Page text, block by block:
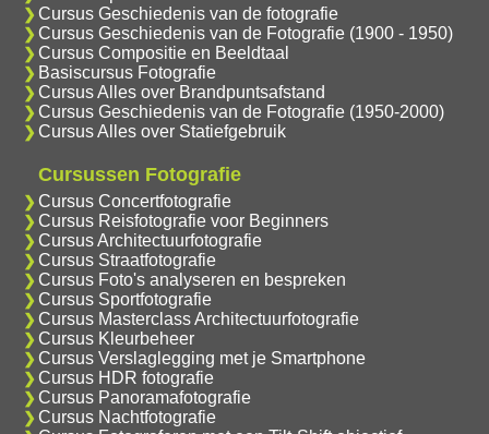
Cursus Geschiedenis van de fotografie
Cursus Geschiedenis van de Fotografie (1900 - 1950)
Cursus Compositie en Beeldtaal
Basiscursus Fotografie
Cursus Alles over Brandpuntsafstand
Cursus Geschiedenis van de Fotografie (1950-2000)
Cursus Alles over Statiefgebruik
Cursussen Fotografie
Cursus Concertfotografie
Cursus Reisfotografie voor Beginners
Cursus Architectuurfotografie
Cursus Straatfotografie
Cursus Foto's analyseren en bespreken
Cursus Sportfotografie
Cursus Masterclass Architectuurfotografie
Cursus Kleurbeheer
Cursus Verslaglegging met je Smartphone
Cursus HDR fotografie
Cursus Panoramafotografie
Cursus Nachtfotografie